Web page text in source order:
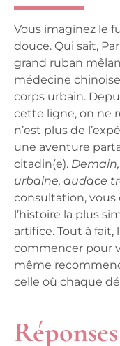
Vous imaginez le
douce. Qui sait,
grand ruban
médecine
corps urbain.
cette ligne, on ne
n’est plus de
une aventure
citadin(e).
urbaine, audace
consultation, vous
l’histoire la plus
artifice. Tout à fait,
commencer pour
même
celle où chaque